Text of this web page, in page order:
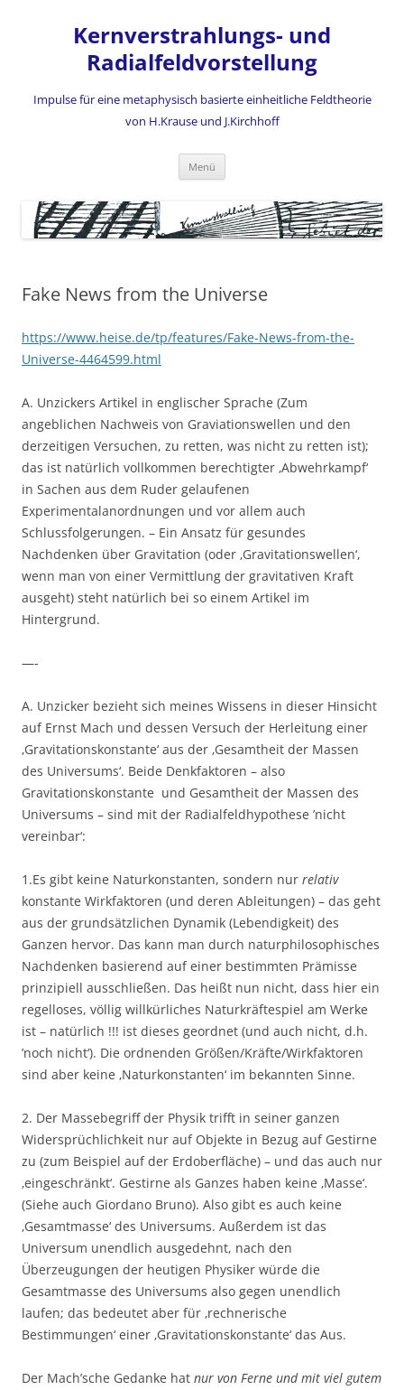
Kernverstrahlungs- und
Radialfeldvorstellung
Impulse für eine metaphysisch basierte einheitliche Feldtheorie
von H.Krause und J.Kirchhoff
Menü
Fake News from the Universe
https://www.heise.de/tp/features/Fake-News-from-the-
Universe-4464599.html
A. Unzickers Artikel in englischer Sprache (Zum
angeblichen Nachweis von Graviationswellen und den
derzeitigen Versuchen, zu retten, was nicht zu retten ist);
das ist natürlich vollkommen berechtigter ‚Abwehrkampf‘
in Sachen aus dem Ruder gelaufenen
Experimentalanordnungen und vor allem auch
Schlussfolgerungen. – Ein Ansatz für gesundes
Nachdenken über Gravitation (oder ‚Gravitationswellen‘,
wenn man von einer Vermittlung der gravitativen Kraft
ausgeht) steht natürlich bei so einem Artikel im
Hintergrund.
—-
A. Unzicker bezieht sich meines Wissens in dieser Hinsicht
auf Ernst Mach und dessen Versuch der Herleitung einer
‚Gravitationskonstante‘ aus der ‚Gesamtheit der Massen
des Universums‘. Beide Denkfaktoren – also
Gravitationskonstante und Gesamtheit der Massen des
Universums – sind mit der Radialfeldhypothese ’nicht
vereinbar‘:
1.Es gibt keine Naturkonstanten, sondern nur relativ
konstante Wirkfaktoren (und deren Ableitungen) – das geht
aus der grundsätzlichen Dynamik (Lebendigkeit) des
Ganzen hervor. Das kann man durch naturphilosophisches
Nachdenken basierend auf einer bestimmten Prämisse
prinzipiell ausschließen. Das heißt nun nicht, dass hier ein
regelloses, völlig willkürliches Naturkräftespiel am Werke
ist – natürlich !!! ist dieses geordnet (und auch nicht, d.h.
’noch nicht‘). Die ordnenden Größen/Kräfte/Wirkfaktoren
sind aber keine ‚Naturkonstanten‘ im bekannten Sinne.
2. Der Massebegriff der Physik trifft in seiner ganzen
Widersprüchlichkeit nur auf Objekte in Bezug auf Gestirne
zu (zum Beispiel auf der Erdoberfläche) – und das auch nur
‚eingeschränkt‘. Gestirne als Ganzes haben keine ‚Masse‘.
(Siehe auch Giordano Bruno). Also gibt es auch keine
‚Gesamtmasse‘ des Universums. Außerdem ist das
Universum unendlich ausgedehnt, nach den
Überzeugungen der heutigen Physiker würde die
Gesamtmasse des Universums also gegen unendlich
laufen; das bedeutet aber für ‚rechnerische
Bestimmungen‘ einer ‚Gravitationskonstante‘ das Aus.
Der Mach’sche Gedanke hat nur von Ferne und mit viel gutem